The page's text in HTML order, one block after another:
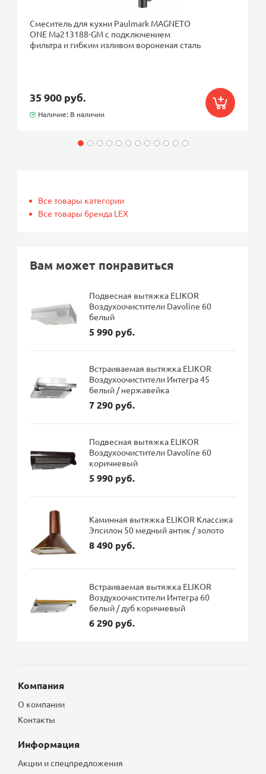
Смеситель для кухни Paulmark MAGNETO
ONE Ma213188-GM с подключением
фильтра и гибким изливом вороненая сталь
35 900 руб.
Наличие: В наличии
Все товары категории
Все товары бренда LEX
Вам может понравиться
Подвесная вытяжка ELIKOR
Воздухоочистители Davoline 60
белый
5 990 руб.
Встраиваемая вытяжка ELIKOR
Воздухоочистители Интегра 45
белый / нержавейка
7 290 руб.
Подвесная вытяжка ELIKOR
Воздухоочистители Davoline 60
коричневый
5 990 руб.
Каминная вытяжка ELIKOR Классика
Эпсилон 50 медный антик / золото
8 490 руб.
Встраиваемая вытяжка ELIKOR
Воздухоочистители Интегра 60
белый / дуб коричневый
6 290 руб.
Компания
О компании
Контакты
Информация
Акции и спецпредложения